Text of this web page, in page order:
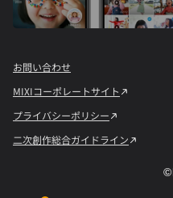
お問い合わせ
MIXIコーポレートサイト
プライバシーポリシー
二次創作総合ガイドライン